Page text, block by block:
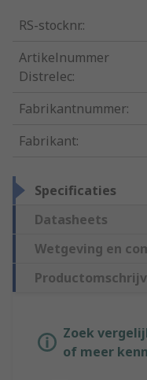
RS-stocknr.:
Artikelnummer
Distrelec:
Fabrikantnummer:
Fabrikant:
Specificaties
Datasheets
Wetgeving en
Zoek
of meer